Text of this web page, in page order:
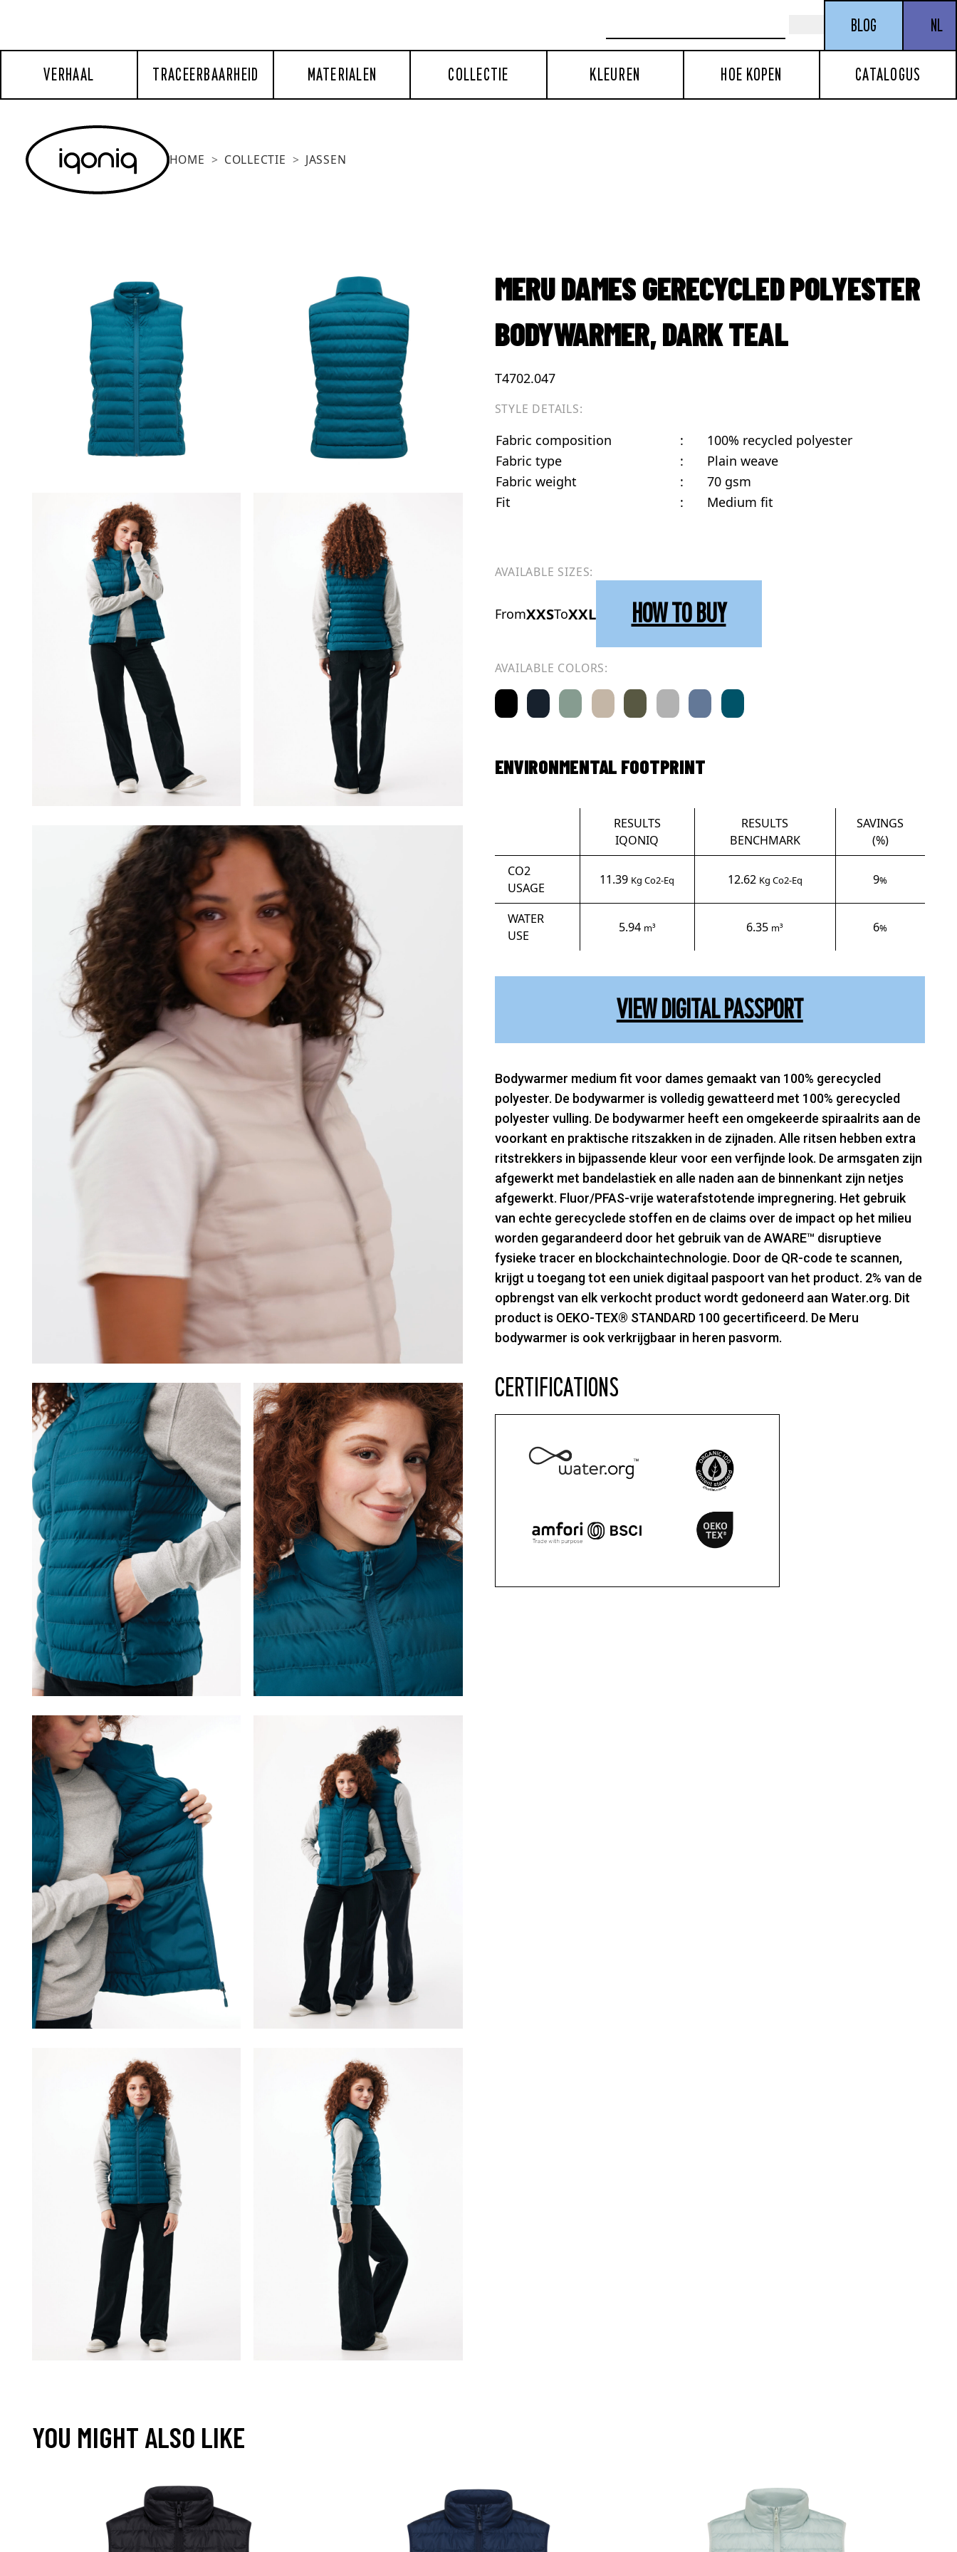
BLOG NL
VERHAAL TRACEERBAARHEID MATERIALEN COLLECTIE KLEUREN HOE KOPEN CATALOGUS
HOME COLLECTIE JASSEN
MERU DAMES GERECYCLED POLYESTER
BODYWARMER, DARK TEAL
T4702.047
STYLE DETAILS:
Fabric composition :
100% recycled polyester
Fabric type
:
Plain weave
Fabric weight
:
70 gsm
Fit
: Medium fit
AVAILABLE SIZES:
FromXXSToXXL HOW TO BUY
AVAILABLE COLORS:
ENVIRONMENTAL FOOTPRINT
RESULTS
IQONIQ
RESULTS
BENCHMARK
SAVINGS
(%)
CO2
USAGE
11.39 Kg Co2-Eq 12.62 Kg Co2-Eq 9%
WATER
USE
5.94 m³ 6.35 m³ 6%
VIEW DIGITAL PASSPORT
Bodywarmer medium fit voor dames gemaakt van 100% gerecycled
polyester. De bodywarmer is volledig gewatteerd met 100% gerecycled
polyester vulling. De bodywarmer heeft een omgekeerde spiraalrits aan de
voorkant en praktische ritszakken in de zijnaden. Alle ritsen hebben extra
ritstrekkers in bijpassende kleur voor een verfijnde look. De armsgaten zijn
afgewerkt met bandelastiek en alle naden aan de binnenkant zijn netjes
afgewerkt. Fluor/PFAS-vrije waterafstotende impregnering. Het gebruik
van echte gerecyclede stoffen en de claims over de impact op het milieu
worden gegarandeerd door het gebruik van de AWARE™ disruptieve
fysieke tracer en blockchaintechnologie. Door de QR-code te scannen,
krijgt u toegang tot een uniek digitaal paspoort van het product. 2% van de
opbrengst van elk verkocht product wordt gedoneerd aan Water.org. Dit
product is OEKO-TEX® STANDARD 100 gecertificeerd. De Meru
bodywarmer is ook verkrijgbaar in heren pasvorm.
CERTIFICATIONS
YOU MIGHT ALSO LIKE